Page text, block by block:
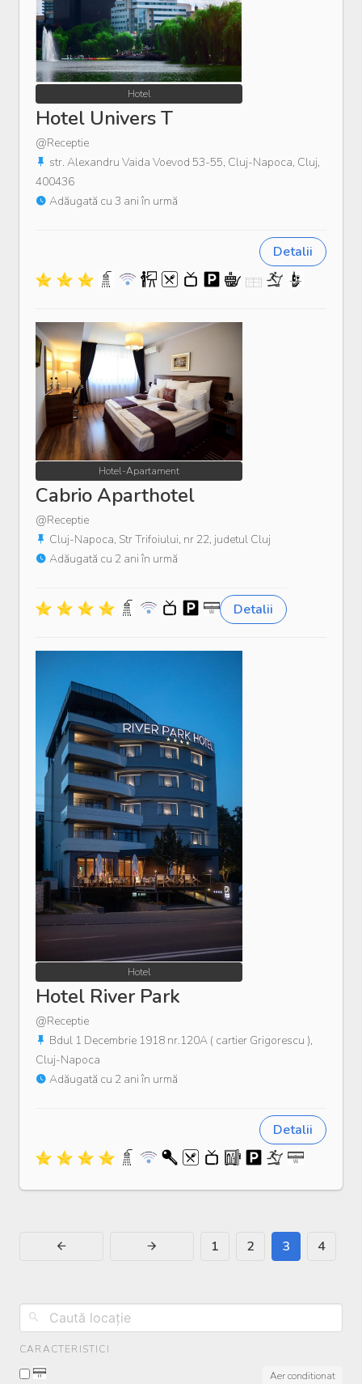
CARACTERISTICI
Aer conditionat
Hotel
Hotel Univers T
@Receptie
str. Alexandru Vaida Voevod 53-55, Cluj-Napoca, Cluj,
400436
Adăugată cu 3 ani în urmă
Detalii
Hotel-Apartament
Cabrio Aparthotel
@Receptie
Cluj-Napoca, Str Trifoiului, nr 22, judetul Cluj
Adăugată cu 2 ani în urmă
Detalii
Hotel
Hotel River Park
@Receptie
Bdul 1 Decembrie 1918 nr.120A ( cartier Grigorescu ),
Cluj-Napoca
Adăugată cu 2 ani în urmă
Detalii
1 2 3 4